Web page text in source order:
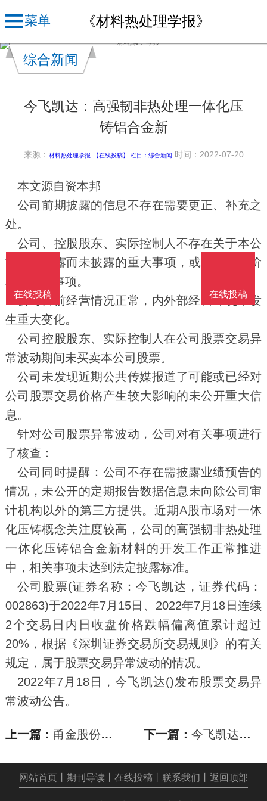
菜单 《材料热处理学报》
综合新闻
今飞凯达：高强韧非热处理一体化压
铸铝合金新
来源： 材料热处理学报 【在线投稿】 栏目： 综合新闻 时间：2022-07-20
本文源自资本邦
公司前期披露的信息不存在需要更正、补充之
处。
公司、控股股东、实际控制人不存在关于本公
司的应披露而未披露的重大事项，或处于筹划阶
段的重大事项。
公司目前经营情况正常，内外部经营环境未发
生重大变化。
公司控股股东、实际控制人在公司股票交易异
常波动期间未买卖本公司股票。
公司未发现近期公共传媒报道了可能或已经对
公司股票交易价格产生较大影响的未公开重大信
息。
针对公司股票异常波动，公司对有关事项进行
了核查：
公司同时提醒：公司不存在需披露业绩预告的
情况，未公开的定期报告数据信息未向除公司审
计机构以外的第三方提供。近期A股市场对一体
化压铸概念关注度较高，公司的高强韧非热处理
一体化压铸铝合金新材料的开发工作正常推进
中，相关事项未达到法定披露标准。
公司股票(证券名称：今飞凯达，证券代码：
002863)于2022年7月15日、2022年7月18日连续
2个交易日内日收盘价格跌幅偏离值累计超过
20%，根据《深圳证券交易所交易规则》的有关
规定，属于股票交易异常波动的情况。
2022年7月18日，今飞凯达()发布股票交易异
常波动公告。
上一篇： 甬金股份于佛山参股成立新材料公司，注册资本 下一篇：今飞凯达：公司的高强韧非热处理一体化压铸铝
网站首页 期刊导读 在线投稿 联系我们 返回顶部
在线投稿
在线投稿